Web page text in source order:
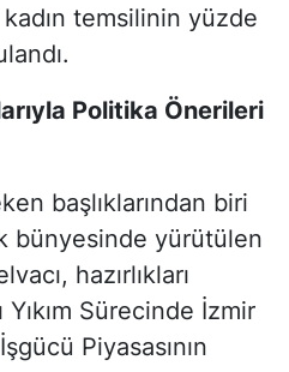
temsilinin yüzde
Politika Önerileri
başlıklarından biri
bünyesinde yürütülen
hazırlıkları
Yıkım Sürecinde İzmir
Piyasasının